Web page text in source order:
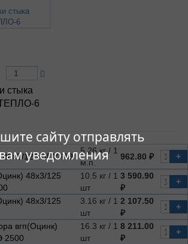
сайту отправлять
уведомления
стыка
6
48х3/125 ППУ-ПЭ
5.26 кг / 1
м.п.
962.80 ₽
+
48х3/125
10.5 кг / 1
шт
3 590.90
₽
+
48х3/125
3.16 кг / 1
шт
2 107.50
₽
+
вгп(Оцинк)
2500
16.3 кг / 1
шт
8 211.00
₽
+